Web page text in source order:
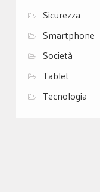
Sicurezza
Smartphone
Società
Tablet
Tecnologia